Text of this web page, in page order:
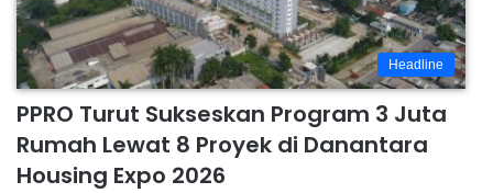
Headline
PPRO Turut Sukseskan Program 3 Juta
Rumah Lewat 8 Proyek di Danantara
Housing Expo 2026